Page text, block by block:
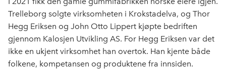
Trelleborg solgte virksomheten i Krokstadelva, og Thor
Hegg Eriksen og John Otto Lippert kjøpte bedriften
gjennom Kalosjen Utvikling AS. For Hegg Eriksen var det
ikke en ukjent virksomhet han overtok. Han kjente både
folkene, kompetansen og produktene fra innsiden.